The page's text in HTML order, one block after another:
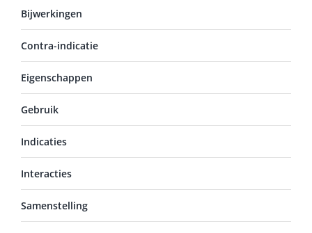
Bijwerkingen
Contra-indicatie
Eigenschappen
Gebruik
Indicaties
Interacties
Samenstelling